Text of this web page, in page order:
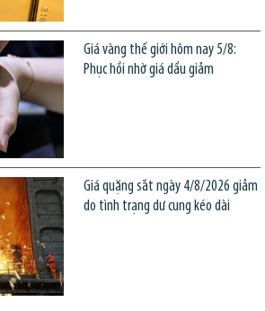
Giá vàng thế giới hôm nay 5/8:
Phục hồi nhờ giá dầu giảm
Giá quặng sắt ngày 4/8/2026 giảm
do tình trạng dư cung kéo dài